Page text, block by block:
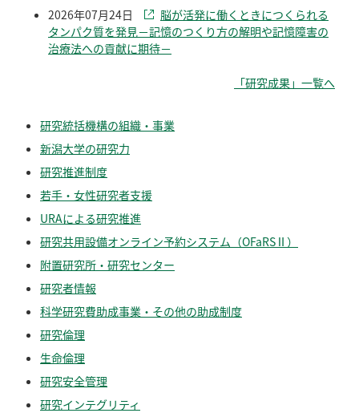
2026年07月24日
脳が活発に働くときにつくられる
タンパク質を発見－記憶のつくり方の解明や記憶障害の
治療法への貢献に期待－
「研究成果」一覧へ
研究統括機構の組織・事業
新潟大学の研究力
研究推進制度
若手・女性研究者支援
URAによる研究推進
研究共用設備オンライン予約システム（OFaRSⅡ）
附置研究所・研究センター
研究者情報
科学研究費助成事業・その他の助成制度
研究倫理
生命倫理
研究安全管理
研究インテグリティ